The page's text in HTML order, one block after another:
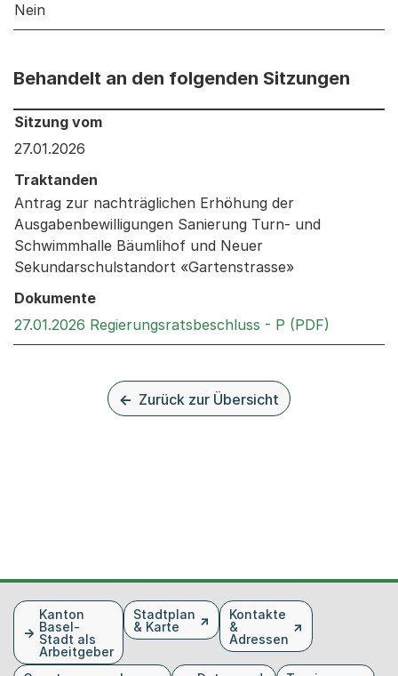
Nein
Behandelt an den folgenden Sitzungen
Behandelt an den folgenden Sitzungen: Informationen
Sitzung vom
27.01.2026
Traktanden
Antrag zur nachträglichen Erhöhung der
Ausgabenbewilligungen Sanierung Turn- und
Schwimmhalle Bäumlihof und Neuer
Sekundarschulstandort «Gartenstrasse»
Dokumente
27.01.2026 Regierungsratsbeschluss - P (PDF)
Zurück zur Übersicht
FusszeileKanton
Basel-
Stadt als
Arbeitgeber
Stadtplan
& Karte
Kontakte
&
Adressen